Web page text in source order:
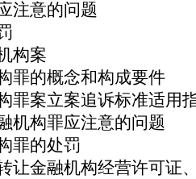
注意的问题
构案
罪的概念和构成要件
罪案立案追诉标准适用
机构罪应注意的问题
罪的处罚
让金融机构经营许可证